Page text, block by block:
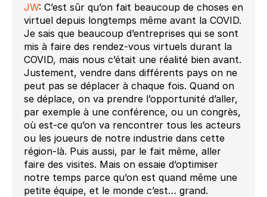
JW: C’est sûr qu’on fait beaucoup de choses en
virtuel depuis longtemps même avant la COVID.
Je sais que beaucoup d’entreprises qui se sont
mis à faire des rendez-vous virtuels durant la
COVID, mais nous c’était une réalité bien avant.
Justement, vendre dans différents pays on ne
peut pas se déplacer à chaque fois. Quand on
se déplace, on va prendre l’opportunité d’aller,
par exemple à une conférence, ou un congrès,
où est-ce qu’on va rencontrer tous les acteurs
ou les joueurs de notre industrie dans cette
région-là. Puis aussi, par le fait même, aller
faire des visites. Mais on essaie d’optimiser
notre temps parce qu’on est quand même une
petite équipe, et le monde c’est… grand.